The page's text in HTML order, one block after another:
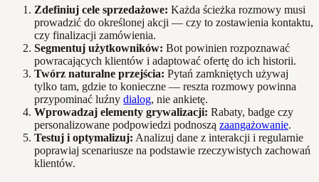
Zdefiniuj cele sprzedażowe: Każda ścieżka rozmowy musi
prowadzić do określonej akcji — czy to zostawienia kontaktu,
czy finalizacji zamówienia.
Segmentuj użytkowników: Bot powinien rozpoznawać
powracających klientów i adaptować ofertę do ich historii.
Twórz naturalne przejścia: Pytań zamkniętych używaj
tylko tam, gdzie to konieczne — reszta rozmowy powinna
przypominać luźny dialog, nie ankietę.
Wprowadzaj elementy grywalizacji: Rabaty, badge czy
personalizowane podpowiedzi podnoszą zaangażowanie.
Testuj i optymalizuj: Analizuj dane z interakcji i regularnie
poprawiaj scenariusze na podstawie rzeczywistych zachowań
klientów.